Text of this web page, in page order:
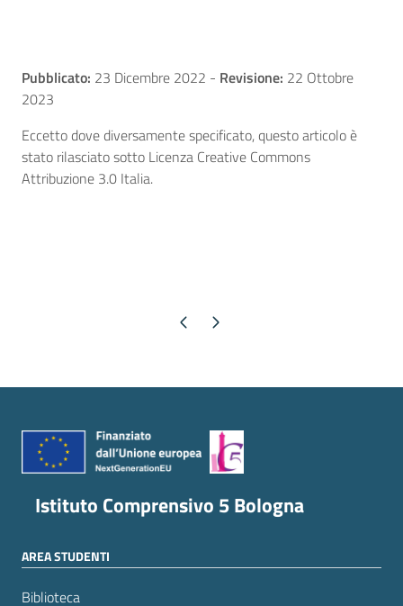
Pubblicato: 23 Dicembre 2022 - Revisione: 22 Ottobre
2023
Eccetto dove diversamente specificato, questo articolo è
stato rilasciato sotto Licenza Creative Commons
Attribuzione 3.0 Italia.
Pagina precedente
Pagina successiva
Istituto Comprensivo 5 Bologna
AREA STUDENTI
Biblioteca